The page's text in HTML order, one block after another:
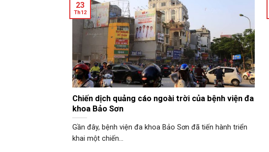
Chiến dịch quảng cáo ngoài trời của bệnh viện đa
khoa Bảo Sơn
Gần đây, bệnh viện đa khoa Bảo Sơn đã tiến hành triển
khai một chiến...
23
Th12